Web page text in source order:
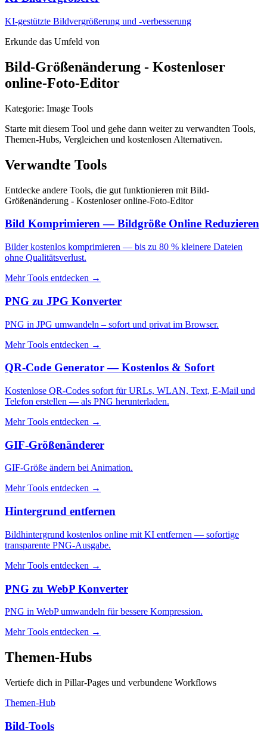
KI-gestützte Bildvergrößerung und -verbesserung
Erkunde das Umfeld von
Bild-Größenänderung - Kostenloser
online-Foto-Editor
Kategorie: Image Tools
Starte mit diesem Tool und gehe dann weiter zu verwandten Tools,
Themen-Hubs, Vergleichen und kostenlosen Alternativen.
Verwandte Tools
Entdecke andere Tools, die gut funktionieren mit Bild-
Größenänderung - Kostenloser online-Foto-Editor
Bild Komprimieren — Bildgröße Online Reduzieren
Bilder kostenlos komprimieren — bis zu 80 % kleinere Dateien
ohne Qualitätsverlust.
Mehr Tools entdecken →
PNG zu JPG Konverter
PNG in JPG umwandeln – sofort und privat im Browser.
Mehr Tools entdecken →
QR-Code Generator — Kostenlos & Sofort
Kostenlose QR-Codes sofort für URLs, WLAN, Text, E-Mail und
Telefon erstellen — als PNG herunterladen.
Mehr Tools entdecken →
GIF-Größenänderer
GIF-Größe ändern bei Animation.
Mehr Tools entdecken →
Hintergrund entfernen
Bildhintergrund kostenlos online mit KI entfernen — sofortige
transparente PNG-Ausgabe.
Mehr Tools entdecken →
PNG zu WebP Konverter
PNG in WebP umwandeln für bessere Kompression.
Mehr Tools entdecken →
Themen-Hubs
Vertiefe dich in Pillar-Pages und verbundene Workflows
Themen-Hub
Bild-Tools